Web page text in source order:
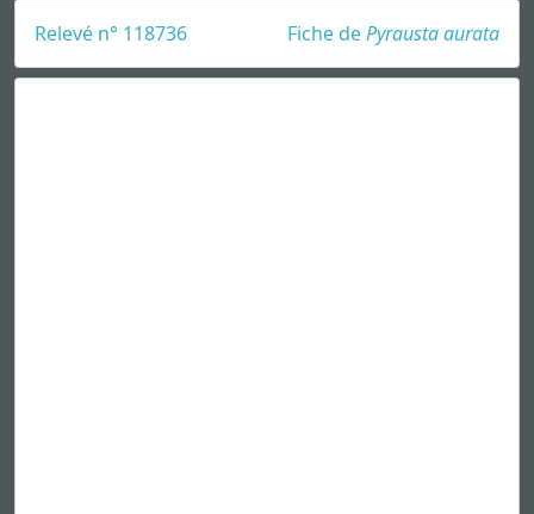
Fiche dePyrausta aurata
Relevé n° 118736